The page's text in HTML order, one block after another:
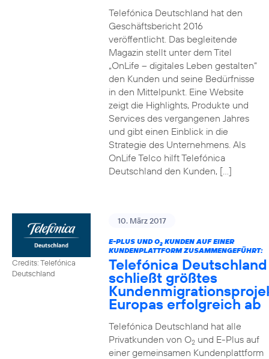
Telefónica Deutschland hat den
Geschäftsbericht 2016
veröffentlicht. Das begleitende
Magazin stellt unter dem Titel
„OnLife – digitales Leben gestalten“
den Kunden und seine Bedürfnisse
in den Mittelpunkt. Eine Website
zeigt die Highlights, Produkte und
Services des vergangenen Jahres
und gibt einen Einblick in die
Strategie des Unternehmens. Als
OnLife Telco hilft Telefónica
Deutschland den Kunden, […]
Credits: Telefónica
Deutschland
10. März 2017
E-PLUS UND O2KUNDEN AUF EINER
KUNDENPLATTFORM ZUSAMMENGEFÜHRT:
Telefónica Deutschland
schließt größtes
Europas erfolgreich ab
Telefónica Deutschland hat alle
Privatkunden von O2und E-Plus auf
einer gemeinsamen Kundenplattform